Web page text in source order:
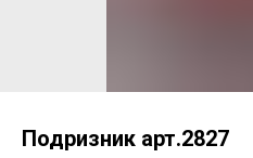
Подризник арт.2827